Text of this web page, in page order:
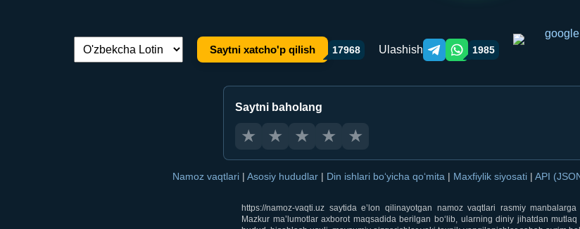
Tilni almashtirish: Saytni xatcho'p qilish 17968 Ulashish Telegram orqali ulashish
WhatsApp orqali ulashish
1985
Saytni baholang
★ ★ ★ ★ ★
Namoz vaqtlari | Asosiy hududlar | Din ishlari bo‘yicha qo‘mita | Maxfiylik siyosati | API
https://namoz-vaqti.uz saytida e’lon qilinayotgan namoz vaqtlari rasmiy
Mazkur ma’lumotlar axborot maqsadida berilgan bo‘lib, ularning diniy jihatdan